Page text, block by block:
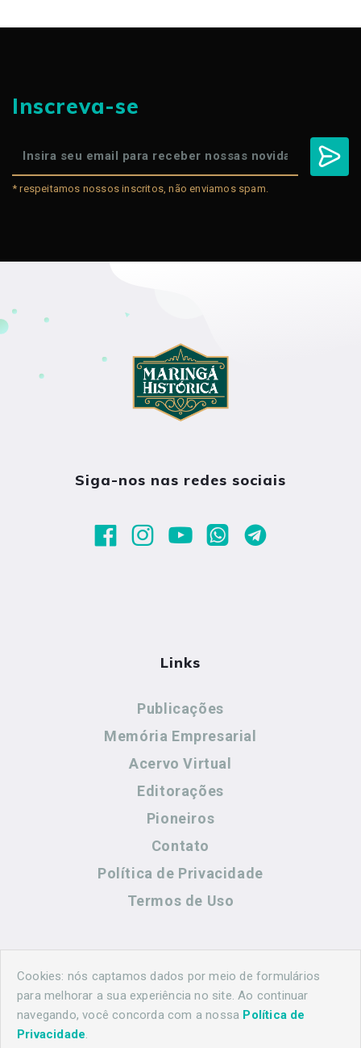
Inscreva-se
* respeitamos nossos inscritos, não enviamos spam.
Siga-nos nas redes sociais
Links
Publicações
Memória Empresarial
Acervo Virtual
Editorações
Pioneiros
Contato
Política de Privacidade
Termos de Uso
Contato
(44) 99883-8883
Cookies: nós captamos dados por meio de formulários
para melhorar a sua experiência no site. Ao continuar
navegando, você concorda com a nossa Política de
Privacidade.